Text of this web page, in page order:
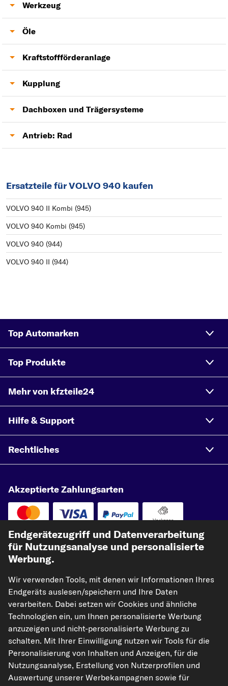
Heckklappendämpfer
Fensterheber
Werkzeug
Lambdasonde
Öle
Motoröl
Kraftstoffförderanlage
Kraftstoffpumpe
Kupplung
Kupplung
Dachboxen und Trägersysteme
Anhängerkupplung
Antrieb: Rad
Ersatzteile für VOLVO 940 kaufen
VOLVO 940 II Kombi (945)
VOLVO 940 Kombi (945)
VOLVO 940 (944)
VOLVO 940 II (944)
Top Automarken
Top Produkte
Mehr von kfzteile24
Hilfe & Support
Rechtliches
Akzeptierte Zahlungsarten
Vorkasse
Unsere Versandpartner
kfzteile24.de carpardoo.nl
carpardoo.fr
carpardoo.dk
Endgerätezugriff und Datenverarbeitung
für Nutzungsanalyse und personalisierte
Werbung.
Wir verwenden Tools, mit denen wir Informationen Ihres
Endgeräts auslesen/speichern und Ihre Daten
verarbeiten. Dabei setzen wir Cookies und ähnliche
Technologien ein, um Ihnen personalisierte Werbung
anzuzeigen und nicht-personalisierte Werbung zu
schalten. Mit Ihrer Einwilligung nutzen wir Tools für die
Personalisierung von Inhalten und Anzeigen, für die
Nutzungsanalyse, Erstellung von Nutzerprofilen und
Auswertung unserer Werbekampagnen sowie für